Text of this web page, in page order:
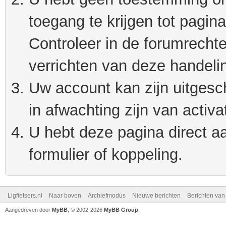
toegang te krijgen tot
Controleer in de
verrichten van deze
Uw account kan zijn
in afwachting zijn van
U hebt deze pagina direct
formulier of koppeling.
Ligfietsers.nl Naar boven Archiefmodus Nieuwe berichten Berichten
Aangedreven door MyBB , © 2002-2026 MyBB Group